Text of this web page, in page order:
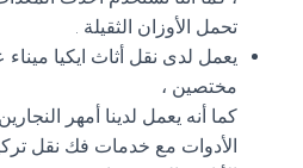
تحمل الأوزان الثقيلة .
يعمل لدى نقل أثاث ايكيا ميناء
مختصين ،
كما أنه يعمل لدينا أمهر
الأدوات مع خدمات فك نقل